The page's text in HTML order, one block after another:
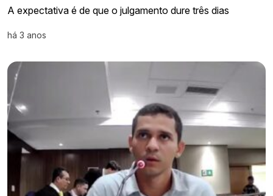
A expectativa é de que o julgamento dure três dias
há 3 anos